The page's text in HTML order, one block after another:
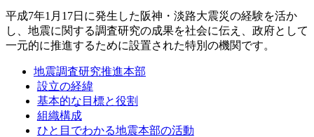
平成7年1月17日に発生した阪神・淡路大震災の経験を活か
し、地震に関する調査研究の成果を社会に伝え、政府として
一元的に推進するために設置された特別の機関です。
地震調査研究推進本部
設立の経緯
基本的な目標と役割
組織構成
ひと目でわかる地震本部の活動